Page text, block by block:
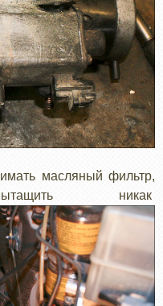
масляный фильтр,
никак